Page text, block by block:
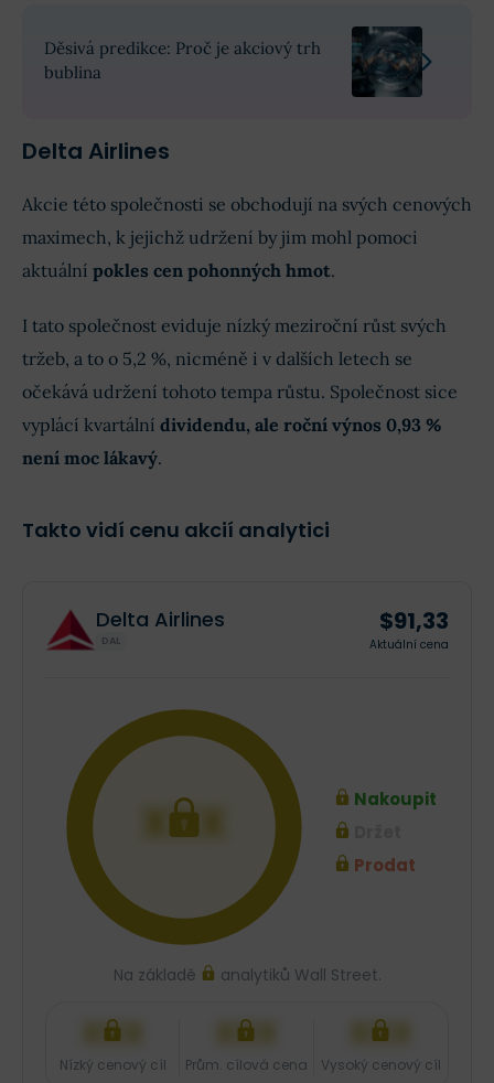
Děsivá predikce: Proč je akciový trh
bublina
Delta Airlines
Akcie této společnosti se obchodují na svých cenových
maximech, k jejichž udržení by jim mohl pomoci
aktuální pokles cen pohonných hmot.
I tato společnost eviduje nízký meziroční růst svých
tržeb, a to o 5,2 %, nicméně i v dalších letech se
očekává udržení tohoto tempa růstu. Společnost sice
vyplácí kvartální dividendu, ale roční výnos 0,93 %
není moc lákavý.
Takto vidí cenu akcií analytici
Delta Airlines
DAL
$91,33
Aktuální cena
XXX
Nakoupit
Prodat
Na základě analytiků Wall Street.
XXX
Nízký cenový cíl
XXX
Prům. cílová cena
XXX
Vysoký cenový cíl